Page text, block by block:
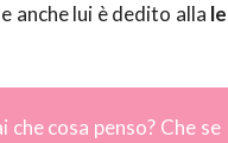
anche lui è dedito alla
cosa penso? Che se